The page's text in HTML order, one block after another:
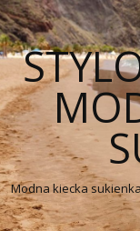
Modna kiecka